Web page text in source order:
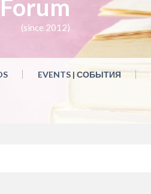
(since 2012)
EVENTS | СОБЫТИЯ